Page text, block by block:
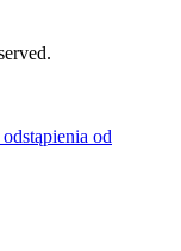
od